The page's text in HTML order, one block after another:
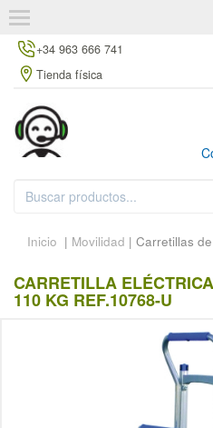
+34 963 666 741
Tienda física
Inicio | Movilidad | Carretillas
CARRETILLA
110 KG REF.10768-U